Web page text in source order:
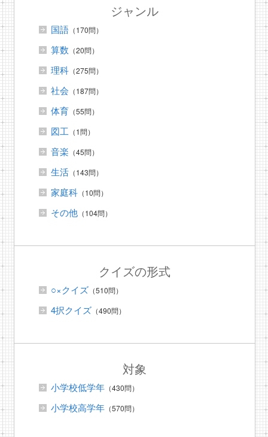
ジャンル
国語（170問）
算数 （20問）
理科（275問）
社会 （187問）
体育（55問）
図工 （1問）
音楽 （45問）
生活（143問）
家庭科（10問）
その他（104問）
クイズの形式
○×クイズ（510問）
4択クイズ（490問）
対象
小学校低学年（430問）
小学校高学年（570問）